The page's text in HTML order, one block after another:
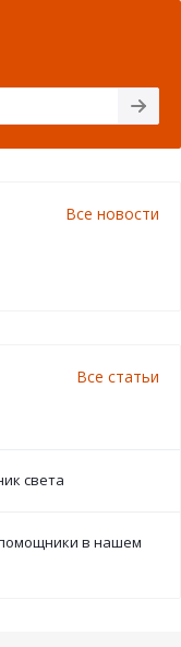
Все новости
Все статьи
света
в нашем